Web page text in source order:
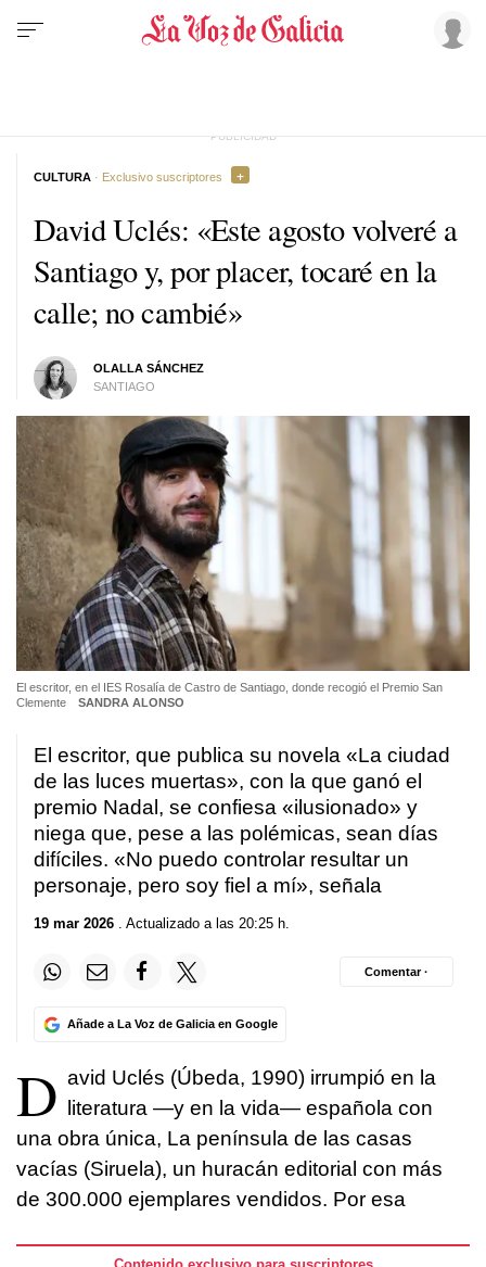
David Uclés: «Este agosto volveré a
Santiago y, por placer, tocaré en la
calle; no cambié»
OLALLA SÁNCHEZ
SANTIAGO
CULTURA · Exclusivo suscriptores
El escritor, en el IES Rosalía de Castro de Santiago, donde recogió el Premio San
Clemente
SANDRA ALONSO
El escritor, que publica su novela «La ciudad
de las luces muertas», con la que ganó el
premio Nadal, se confiesa «ilusionado» y
niega que, pese a las polémicas, sean días
difíciles. «No puedo controlar resultar un
personaje, pero soy fiel a mí», señala
19 mar 2026 . Actualizado a las 20:25 h.
Añade a La Voz de Galicia en Google
Comentar ·
D avid Uclés (Úbeda, 1990) irrumpió en la
literatura —y en la vida— española con
una obra única, La península de las casas
vacías (Siruela), un huracán editorial con más
de 300.000 ejemplares vendidos. Por esa